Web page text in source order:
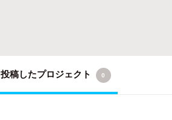
投稿したプロジェクト 0